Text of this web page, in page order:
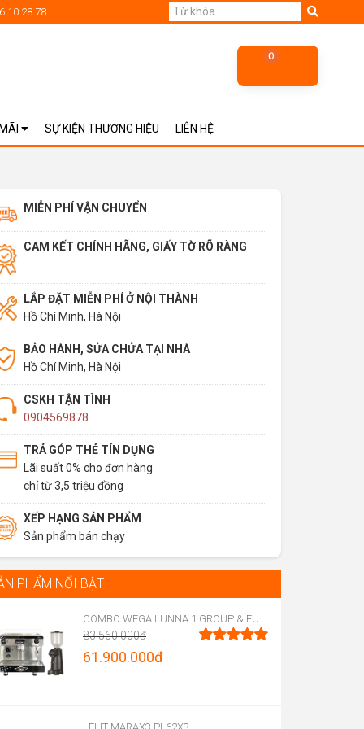
SỰ KIỆN THƯƠNG HIỆU LIÊN HỆ
MIỄN PHÍ VẬN CHUYỂN
CAM KẾT CHÍNH HÃNG, GIẤY TỜ RÕ RÀNG
LẮP ĐẶT MIỄN PHÍ Ở NỘI THÀNH
Hồ Chí Minh, Hà Nội
BẢO HÀNH, SỬA CHỬA TẠI NHÀ
Hồ Chí Minh, Hà Nội
CSKH TẬN TÌNH
0904569878
TRẢ GÓP THẺ TÍN DỤNG
Lãi suất 0% cho đơn hàng
chỉ từ 3,5 triệu đồng
XẾP HẠNG SẢN PHẨM
Sản phẩm bán chạy
PHẨM NỔI BẬT
83.560.000đ
Original
61.900.000đ
0